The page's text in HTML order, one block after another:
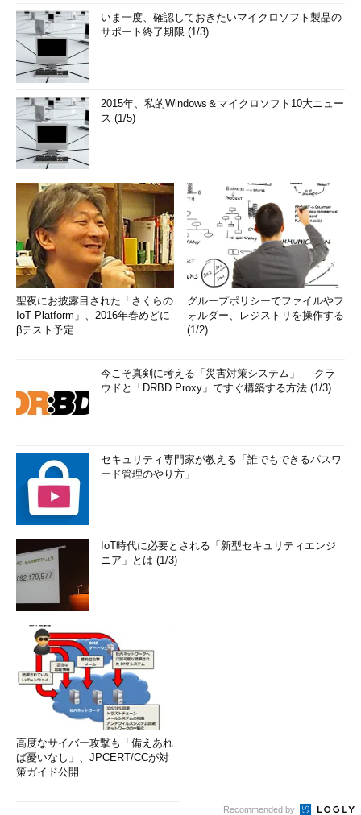
いま一度、確認しておきたいマイクロソフト製品の
サポート終了期限 (1/3)
2015年、私的Windows＆マイクロソフト10大ニュー
ス (1/5)
聖夜にお披露目された「さくらの
IoT Platform」、2016年春めどに
βテスト予定
グループポリシーでファイルやフ
ォルダー、レジストリを操作する
(1/2)
今こそ真剣に考える「災害対策システム」──クラ
ウドと「DRBD Proxy」ですぐ構築する方法 (1/3)
セキュリティ専門家が教える「誰でもできるパスワ
ード管理のやり方」
IoT時代に必要とされる「新型セキュリティエンジ
ニア」とは (1/3)
高度なサイバー攻撃も「備えあれ
ば憂いなし」、JPCERT/CCが対
策ガイド公開
Recommended by